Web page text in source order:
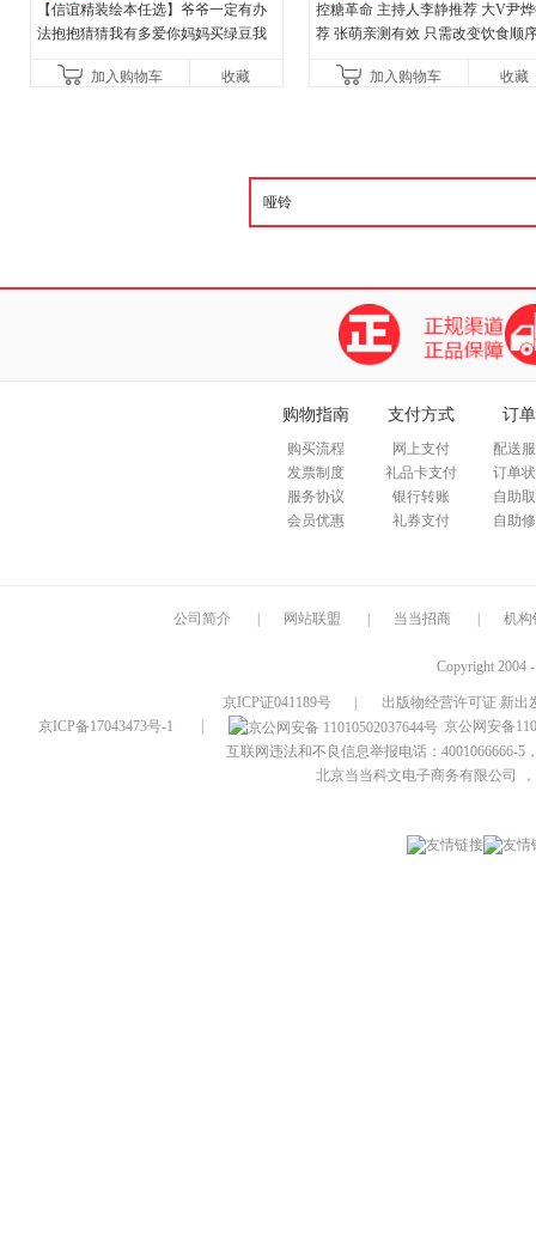
【信谊精装绘本任选】爷爷一定有办
法抱抱猜猜我有多爱你妈妈买绿豆我
虫儿童故事书阅读精装绘本
加入购物车 收藏
控糖革命 主持人李静推荐 大V尹
荐 张萌亲测有效 只需改变饮食顺
加入购物车 收藏
购物指南
购买流程
发票制度
服务协议
会员优惠
支付方式
网上支付
礼品卡支付
银行转账
礼券支付
订
配送
订单
自助
自助
公司简介 网站联盟 当当招商 机构
Copyright 2004
京ICP证041189号
出版物经营许可证 新出
京ICP备17043473号-1
京公网安备
互联网违法和不良信息举报电话：4001066666-5
北京当当科文电子商务有限公司